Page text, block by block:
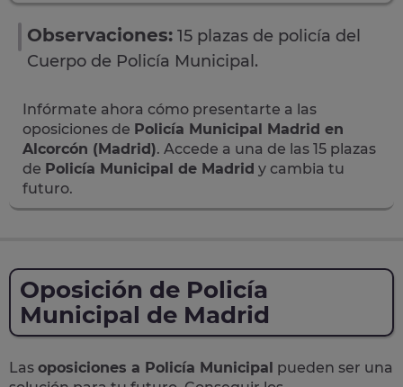
Observaciones: 15 plazas de policía del
Cuerpo de Policía Municipal.
Infórmate ahora cómo presentarte a las
oposiciones de Policía Municipal Madrid en
Alcorcón (Madrid). Accede a una de las 15 plazas
de Policía Municipal de Madrid y cambia tu
futuro.
Oposición de Policía
Municipal de Madrid
Las oposiciones a Policía Municipal pueden ser una